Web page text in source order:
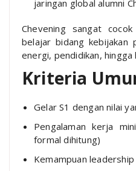
jaringan global alumni
Chevening sangat
belajar bidang kebijakan
energi, pendidikan, hingga
Kriteria
Gelar S1 dengan nilai
Pengalaman kerja
formal dihitung)
Kemampuan